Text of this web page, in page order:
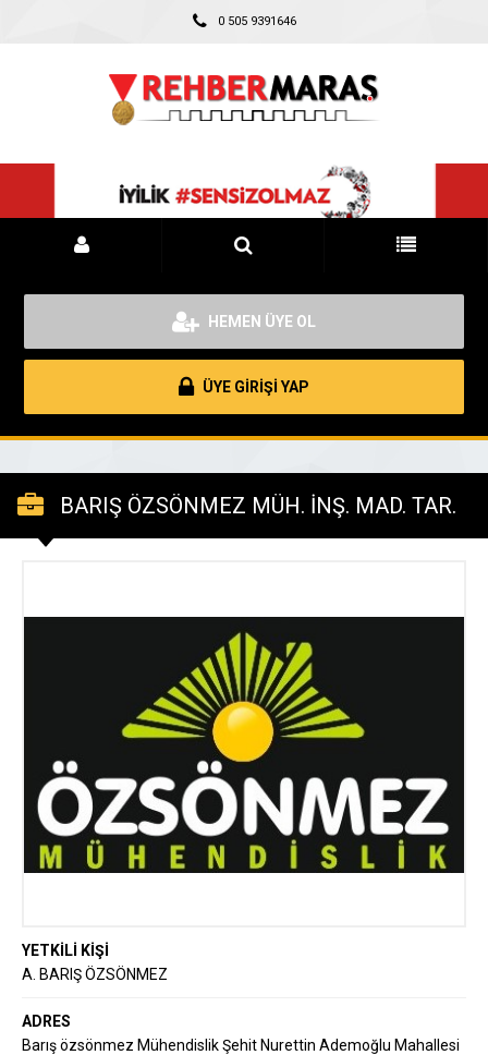
0 505 9391646
HEMEN ÜYE OL
ÜYE GİRİŞİ YAP
BARIŞ ÖZSÖNMEZ MÜH. İNŞ. MAD. TAR.
YETKİLİ KİŞİ
A. BARIŞ ÖZSÖNMEZ
ADRES
Barış özsönmez Mühendislik Şehit Nurettin Ademoğlu Mahallesi